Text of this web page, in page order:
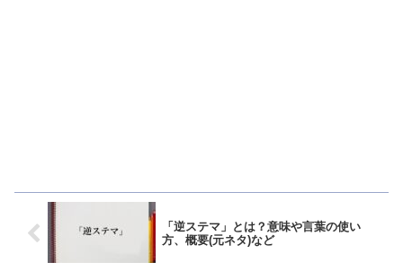
「逆ステマ」とは？意味や言葉の使い
方、概要(元ネタ)など